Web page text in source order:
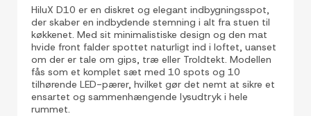
HiluX D10 er en diskret og elegant indbygningsspot,
der skaber en indbydende stemning i alt fra stuen til
køkkenet. Med sit minimalistiske design og den mat
hvide front falder spottet naturligt ind i loftet, uanset
om der er tale om gips, træ eller Troldtekt. Modellen
fås som et komplet sæt med 10 spots og 10
tilhørende LED-pærer, hvilket gør det nemt at sikre et
ensartet og sammenhængende lysudtryk i hele
rummet.